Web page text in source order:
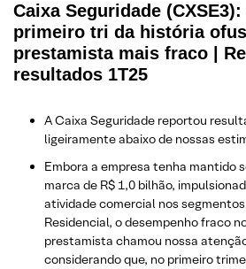
Caixa Seguridade
primeiro tri da história
prestamista mais fraco |
resultados 1T25
A Caixa Seguridade reportou
ligeiramente abaixo de nossas
Embora a empresa tenha mantido
marca de R$ 1,0 bilhão,
atividade comercial nos
Residencial, o desempenho fraco
prestamista chamou nossa
considerando que, no primeiro